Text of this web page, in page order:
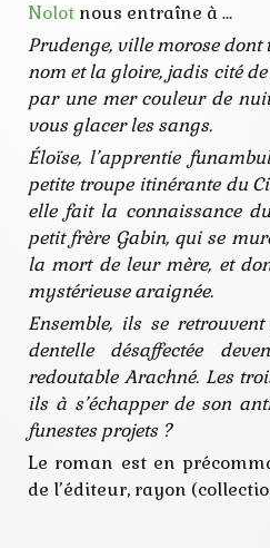
Nolot nous entraîne à …
Prudenge, ville morose dont
nom et la gloire, jadis cité
par une mer couleur de
vous glacer les sangs.
Éloïse, l’apprentie
petite troupe itinérante du
elle fait la connaissance
petit frère Gabin, qui se
la mort de leur mère, et
mystérieuse araignée.
Ensemble, ils se
dentelle désaffectée
redoutable Arachné. Les
ils à s’échapper de son
funestes projets ?
Le roman est en
de l’éditeur, rayon